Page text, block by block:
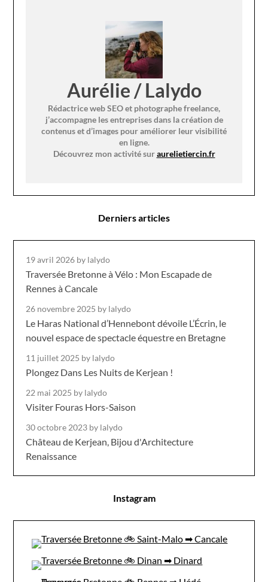
Aurélie / Lalydo
Rédactrice web SEO et photographe freelance,
j’accompagne les entreprises dans la création de
contenus et d’images pour améliorer leur visibilité
en ligne.
Découvrez mon activité suraurelietiercin.fr
Derniers articles
19 avril 2026 by lalydo
Traversée Bretonne à Vélo : Mon Escapade de
Rennes à Cancale
26 novembre 2025 by lalydo
Le Haras National d’Hennebont dévoile L’Écrin, le
nouvel espace de spectacle équestre en Bretagne
11 juillet 2025 by lalydo
Plongez Dans Les Nuits de Kerjean !
22 mai 2025 by lalydo
Visiter Fouras Hors-Saison
30 octobre 2023 by lalydo
Château de Kerjean, Bijou d'Architecture
Renaissance
Instagram